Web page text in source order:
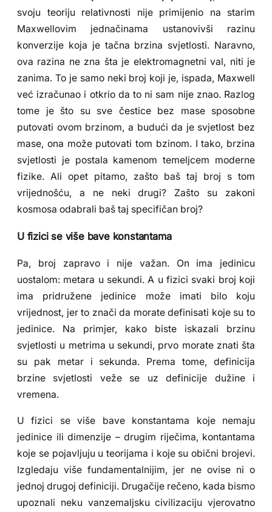
svoju teoriju relativnosti nije primijenio na starim
Maxwellovim jednačinama ustanovivši razinu
konverzije koja je tačna brzina svjetlosti. Naravno,
ova razina ne zna šta je elektromagnetni val, niti je
zanima. To je samo neki broj koji je, ispada, Maxwell
već izračunao i otkrio da to ni sam nije znao. Razlog
tome je što su sve čestice bez mase sposobne
putovati ovom brzinom, a budući da je svjetlost bez
mase, ona može putovati tom bzinom. I tako, brzina
svjetlosti je postala kamenom temeljcem moderne
fizike. Ali opet pitamo, zašto baš taj broj s tom
vrijednošću, a ne neki drugi? Zašto su zakoni
kosmosa odabrali baš taj specifičan broj?
U fizici se više bave konstantama
Pa, broj zapravo i nije važan. On ima jedinicu
uostalom: metara u sekundi. A u fizici svaki broj koji
ima pridružene jedinice može imati bilo koju
vrijednost, jer to znači da morate definisati koje su to
jedinice. Na primjer, kako biste iskazali brzinu
svjetlosti u metrima u sekundi, prvo morate znati šta
su pak metar i sekunda. Prema tome, definicija
brzine svjetlosti veže se uz definicije dužine i
vremena.
U fizici se više bave konstantama koje nemaju
jedinice ili dimenzije – drugim riječima, kontantama
koje se pojavljuju u teorijama i koje su obični brojevi.
Izgledaju više fundamentalnijim, jer ne ovise ni o
jednoj drugoj definiciji. Drugačije rečeno, kada bismo
upoznali neku vanzemaljsku civilizaciju vjerovatno